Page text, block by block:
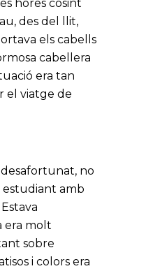
hores cosint
des del llit,
els cabells
cabellera
era tan
el viatge de
no
estudiant amb
era molt
sobre
i colors era